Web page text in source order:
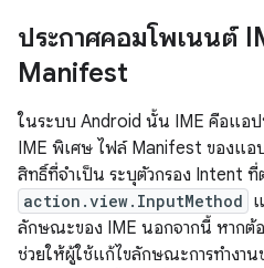
ประกาศคอมโพเนนต์
Manifest
ในระบบ Android นั้น IME คือแอ
IME พิเศษ ไฟล์ Manifest ของแอ
สิทธิ์ที่จำเป็น ระบุตัวกรอง Intent ที่
action.view.InputMethod
ลักษณะของ IME นอกจากนี้ หากต้อ
ช่วยให้ผู้ใช้แก้ไขลักษณะการทำงา